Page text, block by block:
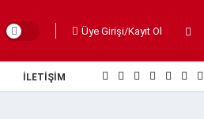
Üye Girişi/Kayıt Ol
İLETIŞIM